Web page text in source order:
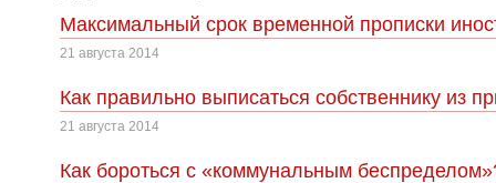
Максимальный срок временной прописки
21 августа 2014
Как правильно выписаться собственнику из
21 августа 2014
Как бороться с «коммунальным